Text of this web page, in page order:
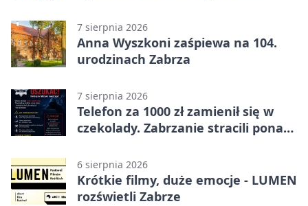
7 sierpnia 2026
Anna Wyszkoni zaśpiewa na 104.
urodzinach Zabrza
7 sierpnia 2026
Telefon za 1000 zł zamienił się w
czekolady. Zabrzanie stracili ponad
6 sierpnia 2026
Krótkie filmy, duże emocje - LUMEN
rozświetli Zabrze